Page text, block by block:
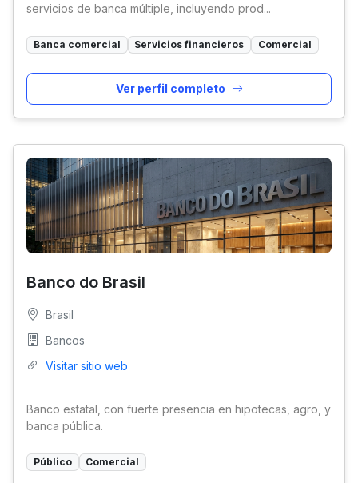
servicios de banca múltiple, incluyendo prod...
Banca comercial Servicios financieros Comercial
Ver perfil completo
Banco do Brasil
Brasil
Bancos
Visitar sitio web
Banco estatal, con fuerte presencia en hipotecas, agro, y
banca pública.
Público Comercial